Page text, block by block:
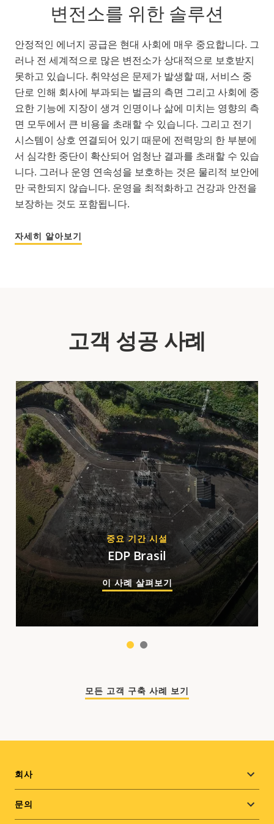
변전소를 위한 솔루션
안정적인 에너지 공급은 현대 사회에 매우 중요합니다. 그
러나 전 세계적으로 많은 변전소가 상대적으로 보호받지
못하고 있습니다. 취약성은 문제가 발생할 때, 서비스 중
단로 인해 회사에 부과되는 벌금의 측면 그리고 사회에 중
요한 기능에 지장이 생겨 인명이나 삶에 미치는 영향의 측
면 모두에서 큰 비용을 초래할 수 있습니다. 그리고 전기
시스템이 상호 연결되어 있기 때문에 전력망의 한 부분에
서 심각한 중단이 확산되어 엄청난 결과를 초래할 수 있습
니다. 그러나 운영 연속성을 보호하는 것은 물리적 보안에
만 국한되지 않습니다. 운영을 최적화하고 건강과 안전을
보장하는 것도 포함됩니다.
자세히 알아보기
고객 성공 사례
중요 기간 시설
EDP Brasil
이 사례 살펴보기
1
모든 고객 구축 사례 보기
Footer
menu
회사
문의